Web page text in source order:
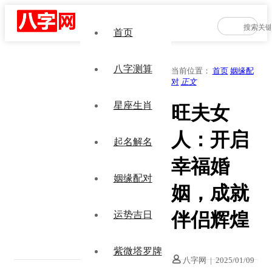
首页
八字测算
星座生肖
起名解名
姻缘配对
运势吉日
紫微塔罗牌
当前位置： 首页 姻缘配
对 正文
旺夫女
人：开启
幸福婚
姻，成就
伴侣辉煌
八字网 | 2025/01/09